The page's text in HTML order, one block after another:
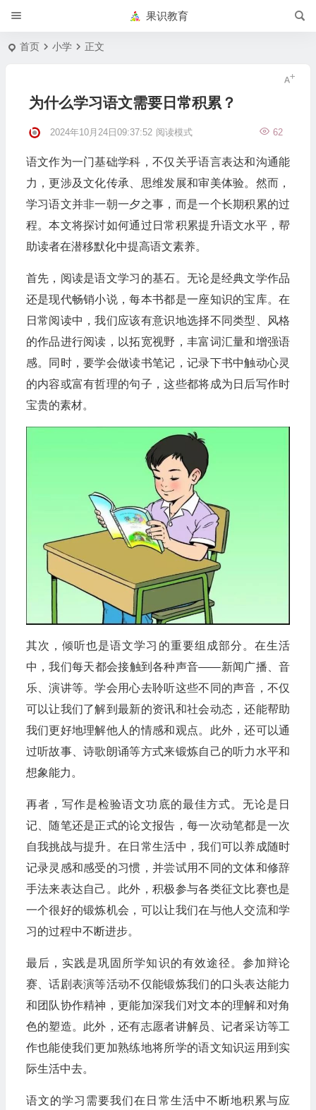
果识教育
首页 小学 正文
为什么学习语文需要日常积累？
2024年10月24日09:37:52 62
阅读模式
语文作为一门基础学科，不仅关乎语言表达和沟通能
力，更涉及文化传承、思维发展和审美体验。然而，
学习语文并非一朝一夕之事，而是一个长期积累的过
程。本文将探讨如何通过日常积累提升语文水平，帮
助读者在潜移默化中提高语文素养。
首先，阅读是语文学习的基石。无论是经典文学作品
还是现代畅销小说，每本书都是一座知识的宝库。在
日常阅读中，我们应该有意识地选择不同类型、风格
的作品进行阅读，以拓宽视野，丰富词汇量和增强语
感。同时，要学会做读书笔记，记录下书中触动心灵
的内容或富有哲理的句子，这些都将成为日后写作时
宝贵的素材。
其次，倾听也是语文学习的重要组成部分。在生活
中，我们每天都会接触到各种声音——新闻广播、音
乐、演讲等。学会用心去聆听这些不同的声音，不仅
可以让我们了解到最新的资讯和社会动态，还能帮助
我们更好地理解他人的情感和观点。此外，还可以通
过听故事、诗歌朗诵等方式来锻炼自己的听力水平和
想象能力。
再者，写作是检验语文功底的最佳方式。无论是日
记、随笔还是正式的论文报告，每一次动笔都是一次
自我挑战与提升。在日常生活中，我们可以养成随时
记录灵感和感受的习惯，并尝试用不同的文体和修辞
手法来表达自己。此外，积极参与各类征文比赛也是
一个很好的锻炼机会，可以让我们在与他人交流和学
习的过程中不断进步。
最后，实践是巩固所学知识的有效途径。参加辩论
赛、话剧表演等活动不仅能锻炼我们的口头表达能力
和团队协作精神，更能加深我们对文本的理解和对角
色的塑造。此外，还有志愿者讲解员、记者采访等工
作也能使我们更加熟练地将所学的语文知识运用到实
际生活中去。
语文的学习需要我们在日常生活中不断地积累与应